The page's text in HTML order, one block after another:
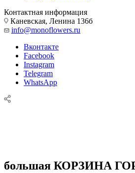
Контактная информация
Каневская, Ленина 136б
info@monoflowers.ru
Вконтакте
Facebook
Instagram
Telegram
WhatsApp
большая КОРЗИНА